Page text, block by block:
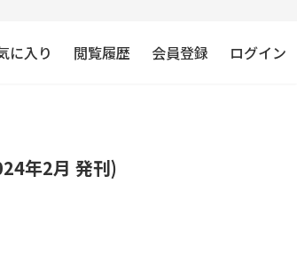
に入り 閲覧履歴 会員登録 ログイン
年2月 発刊)